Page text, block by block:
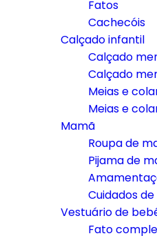
Fatos
Cachecóis
Calçado infantil
Calçado
Calçado
Meias e
Meias e
Mamã
Roupa de
Pijama de
Cuidados
Vestuário de
Fato